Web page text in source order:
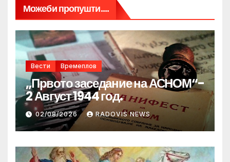
Можеби пропушти....
Вести Времеплов
„Првото заседание на АСНОМ“-
2 Август 1944 год.
02/08/2026 RADOVIS NEWS